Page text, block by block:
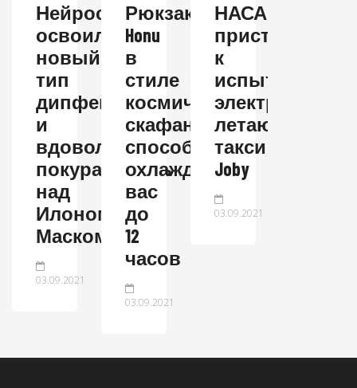
Нейросеть
освоила
новый
тип
дипфейков
и
вдоволь
покуражилась
над
Илоном
Маском
03.09.2021
Рюкзак
Honu
в
стиле
космических
скафандров
способен
охлаждать
вас
до
12
часов
03.09.2021
НАСА
приступает
к
испытаниям
летающего
такси
Joby
03.09.2021